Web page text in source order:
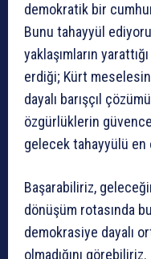
demokratik bir
Bunu tahayyül
yaklaşımların
erdiği; Kürt
dayalı barışçıl
özgürlüklerin
gelecek tahayyülü en
Başarabiliriz,
dönüşüm rotasında
demokrasiye dayalı
olmadığını görebiliriz.